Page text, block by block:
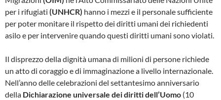
per i rifugiati (UNHCR) hanno i mezzi e il personale sufficiente
per poter monitare il rispetto dei diritti umani dei richiedenti
asilo e per intervenire quando questi diritti umani sono violati.
Il disprezzo della dignità umana di milioni di persone richiede
un atto di coraggio e di immaginazione a livello internazionale.
Nell’anno delle celebrazioni del settantesimo anniversario
della Dichiarazione universale dei diritti dell’Uomo (10